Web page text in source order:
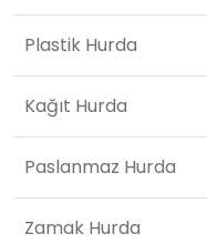
Plastik Hurda
Kağıt Hurda
Paslanmaz Hurda
Zamak Hurda